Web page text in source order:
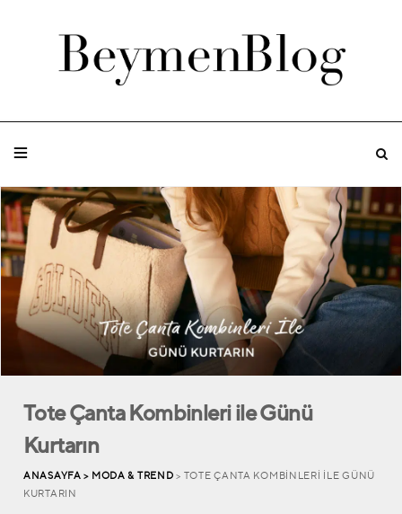
Tote Çanta Kombinleri ile Günü
Kurtarın
ANASAYFA > MODA & TREND > TOTE ÇANTA KOMBINLERI ILE GÜNÜ
KURTARIN